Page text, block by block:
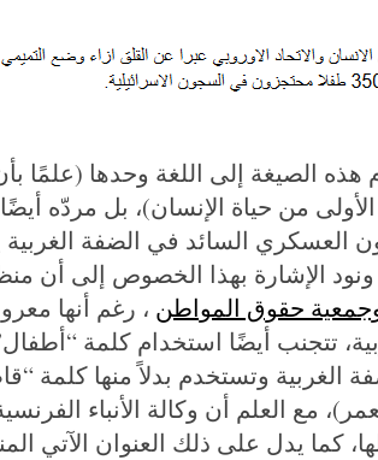
هذه الصيغة إلى اللغة وحدها (علمًا
من حياة الإنسان)، بل مردّه
العسكري السائد في الضفة
العمر. ونود الإشارة بهذا الخصوص إلى
حقوق المواطن ، رغم أنها
تتجنب أيضًا استخدام كلمة
الغربية وتستخدم بدلاً منها
عامًا من العمر)، مع العلم أن وكالة الأنباء
كما يدل على ذلك العنوان الآتي